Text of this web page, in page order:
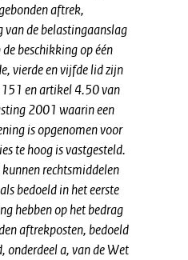
aftrek,
de belastingaanslag
beschikking op één
vierde en vijfde lid zijn
en artikel 4.50 van
2001 waarin een
is opgenomen voor
te hoog is vastgesteld.
rechtsmiddelen
bedoeld in het eerste
hebben op het bedrag
aftrekposten, bedoeld
onderdeel a, van de Wet